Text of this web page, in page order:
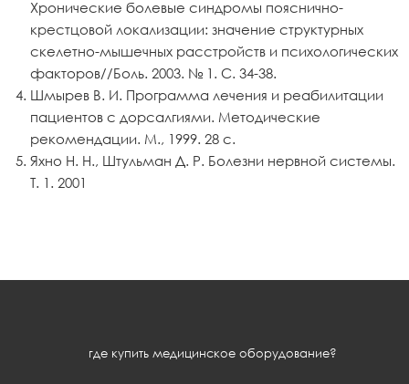
Хронические болевые синдромы пояснично-
крестцовой локализации: значение структурных
скелетно-мышечных расстройств и психологических
факторов//Боль. 2003. № 1. С. 34-38.
Шмырев В. И. Программа лечения и реабилитации
пациентов с дорсалгиями. Методические
рекомендации. М., 1999. 28 с.
Яхно Н. Н., Штульман Д. Р. Болезни нервной системы.
Т. 1. 2001
где купить медицинское оборудование?